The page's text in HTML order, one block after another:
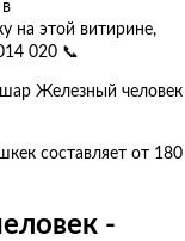
на этой витирине,
020 📞
Железный человек
составляет от 180
-